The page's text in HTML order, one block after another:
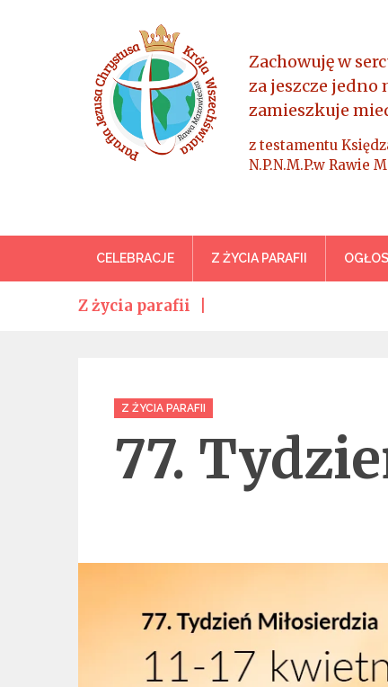
Parafia Jezusa
Zachowuję w
za jeszcze jedno
zamieszkuje
z testamentu
N.P.N.M.P.w Rawie
CELEBRACJE Z ŻYCIA PARAFII
Z życia parafii
Categories
Z ŻYCIA PARAFII
77.